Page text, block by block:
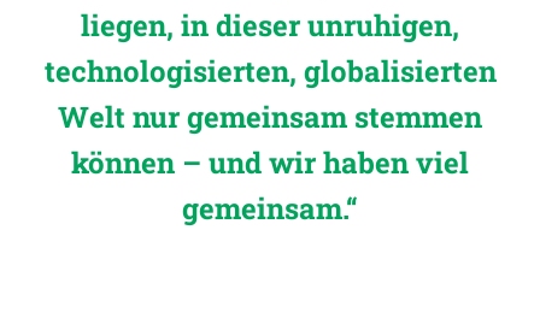
liegen, in dieser unruhigen,
technologisierten, globalisierten
Welt nur gemeinsam stemmen
können – und wir haben viel
gemeinsam.“